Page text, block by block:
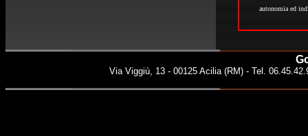
autonomia ed
Via Viggiù, 13 - 00125 Acilia (RM) - Tel.